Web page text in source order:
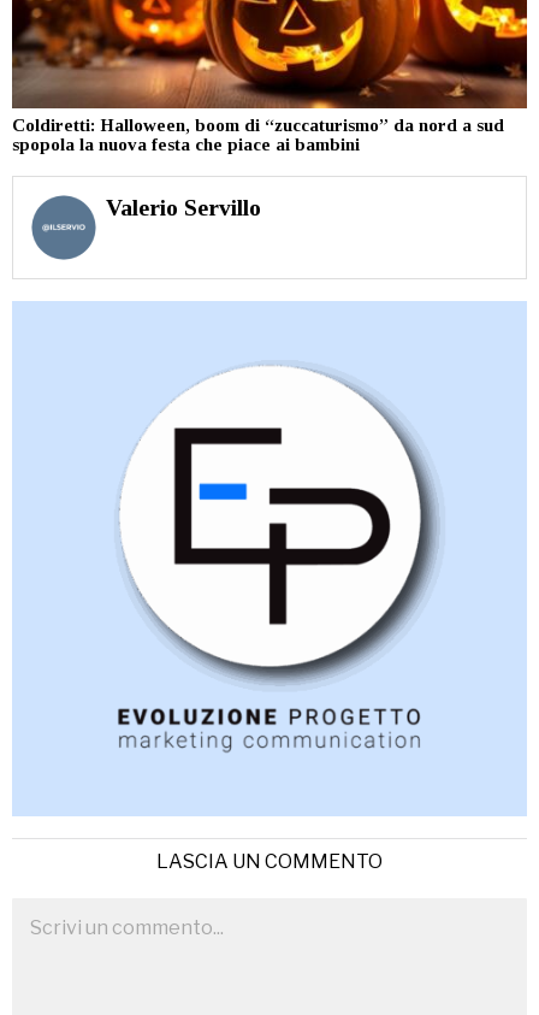
Coldiretti: Halloween, boom di “zuccaturismo” da nord a sud
spopola la nuova festa che piace ai bambini
Valerio Servillo
LASCIA UN COMMENTO